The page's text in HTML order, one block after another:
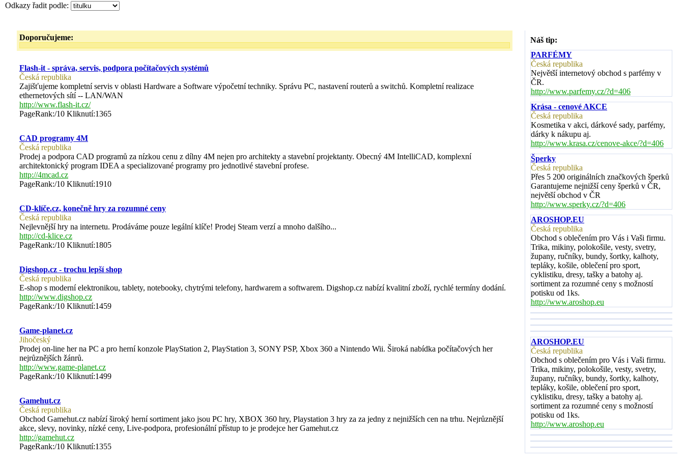
Odkazy řadit podle:
Doporučujeme:
Flash-it - správa, servis, podpora počítačových systémů
Česká republika
Zajišťujeme kompletní servis v oblasti Hardware a Software výpočetní techniky. Správu PC, nastavení routerů a switchů. Kompletní realizace
ethernetových sítí -- LAN/WAN
http://www.flash-it.cz/
PageRank:/10 Kliknutí:1365
CAD programy 4M
Česká republika
Prodej a podpora CAD programů za nízkou cenu z dílny 4M nejen pro architekty a stavební projektanty. Obecný 4M IntelliCAD, komplexní
architektonický program IDEA a specializované programy pro jednotlivé stavební profese.
http://4mcad.cz
PageRank:/10 Kliknutí:1910
CD-klíče.cz, konečně hry za rozumné ceny
Česká republika
Nejlevnější hry na internetu. Prodáváme pouze legální klíče! Prodej Steam verzí a mnoho dalšího...
http://cd-klice.cz
PageRank:/10 Kliknutí:1805
Digshop.cz - trochu lepší shop
Česká republika
E-shop s moderní elektronikou, tablety, notebooky, chytrými telefony, hardwarem a softwarem. Digshop.cz nabízí kvalitní zboží, rychlé termíny dodání.
http://www.digshop.cz
PageRank:/10 Kliknutí:1459
Game-planet.cz
Jihočeský
Prodej on-line her na PC a pro herní konzole PlayStation 2, PlayStation 3, SONY PSP, Xbox 360 a Nintendo Wii. Široká nabídka počítačových her
nejrůznějších žánrů.
http://www.game-planet.cz
PageRank:/10 Kliknutí:1499
Gamehut.cz
Česká republika
Obchod Gamehut.cz nabízí široký herní sortiment jako jsou PC hry, XBOX 360 hry, Playstation 3 hry za za jedny z nejnižších cen na trhu. Nejrůznější
akce, slevy, novinky, nízké ceny, Live-podpora, profesionální přístup to je prodejce her Gamehut.cz
http://gamehut.cz
PageRank:/10 Kliknutí:1355
Náš tip:
PARFÉMY
Česká republika
Největší internetový obchod s parfémy v
ČR.
http://www.parfemy.cz/?d=406
Krása - cenové AKCE
Česká republika
Kosmetika v akci, dárkové sady, parfémy,
dárky k nákupu aj.
http://www.krasa.cz/cenove-akce/?d=406
Šperky
Česká republika
Přes 5 200 originálních značkových šperků
Garantujeme nejnižší ceny šperků v ČR,
největší obchod v ČR
http://www.sperky.cz/?d=406
AROSHOP.EU
Česká republika
Obchod s oblečením pro Vás i Vaši firmu.
Trika, mikiny, polokošile, vesty, svetry,
župany, ručníky, bundy, šortky, kalhoty,
tepláky, košile, oblečení pro sport,
cyklistiku, dresy, tašky a batohy aj.
sortiment za rozumné ceny s možností
potisku od 1ks.
http://www.aroshop.eu
AROSHOP.EU
Česká republika
Obchod s oblečením pro Vás i Vaši firmu.
Trika, mikiny, polokošile, vesty, svetry,
župany, ručníky, bundy, šortky, kalhoty,
tepláky, košile, oblečení pro sport,
cyklistiku, dresy, tašky a batohy aj.
sortiment za rozumné ceny s možností
potisku od 1ks.
http://www.aroshop.eu